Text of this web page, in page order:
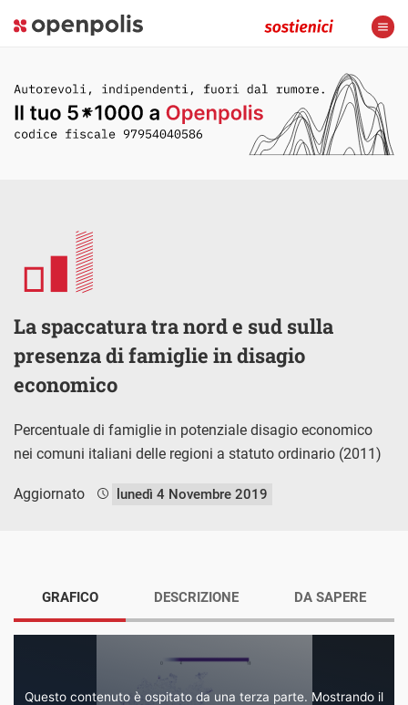
La spaccatura tra nord e sud sulla
presenza di famiglie in disagio
economico
Percentuale di famiglie in potenziale disagio economico
nei comuni italiani delle regioni a statuto ordinario (2011)
Aggiornato lunedì 4 Novembre 2019
GRAFICO
Questo contenuto è ospitato da una terza parte. Mostrando il
DESCRIZIONE DA SAPERE